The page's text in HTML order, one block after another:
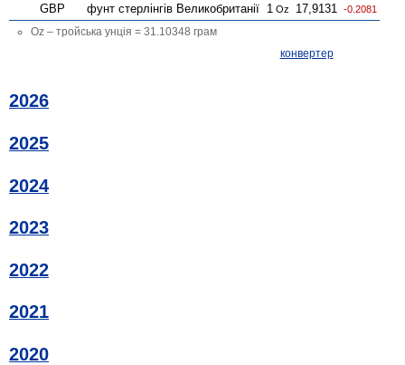
GBP фунт стерлінгів Велико­британії 1 Oz 17,9131 -0.2081
Oz – тройська унція = 31.10348 грам
конвертер
2026
2025
2024
2023
2022
2021
2020